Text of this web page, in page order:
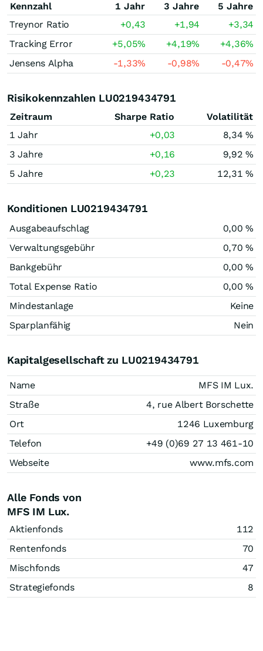
Kennzahl 1 Jahr 3 Jahre
5 Jahre
Treynor Ratio
+0,43 +1,94
+3,34
Tracking Error
+5,05% +4,19% +4,36%
Jensens Alpha
-1,33% -0,98% -0,47%
Risikokennzahlen LU0219434791
Zeitraum Sharpe Ratio
Volatilität
1 Jahr
+0,03
8,34 %
3 Jahre
+0,16
9,92 %
5 Jahre
+0,23 12,31 %
Konditionen LU0219434791
Ausgabeaufschlag
0,00 %
Verwaltungsgebühr
0,70 %
Bankgebühr
0,00 %
Total Expense Ratio
0,00 %
Mindestanlage
Keine
Sparplanfähig
Nein
Kapitalgesellschaft zu LU0219434791
Name
MFS IM Lux.
Straße
4, rue Albert Borschette
Ort
1246 Luxemburg
Telefon
+49 (0)69 27 13 461-10
Webseite
www.mfs.com
Alle Fonds von
MFS IM Lux.
Aktienfonds
112
Rentenfonds
70
Mischfonds
47
Strategiefonds
8